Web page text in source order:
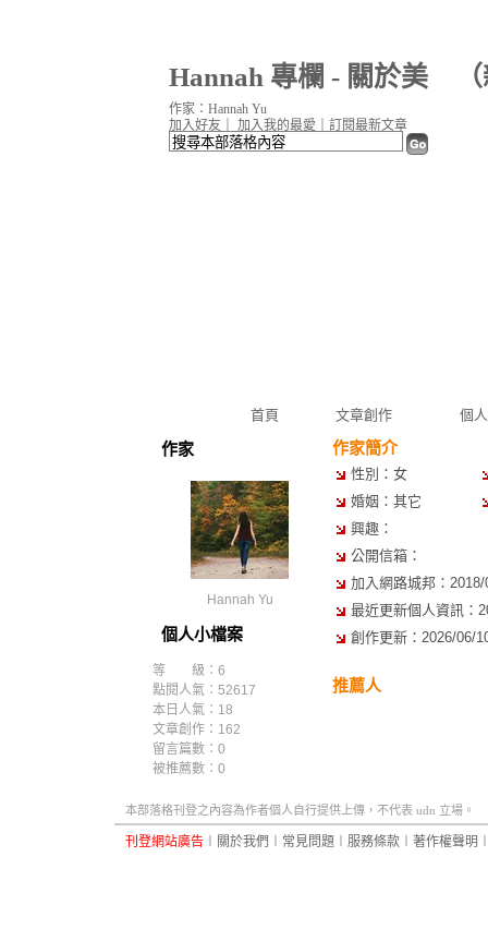
Hannah 專欄 - 關於美 （
首頁 文章創作 個
加入好友 加入我的最愛 訂閱最新文章
作家：Hannah Yu
作家
Hannah Yu
個人小檔案
等 級：6
點閱人氣：52617
本日人氣：18
文章創作：162
留言篇數：0
被推薦數： 0
作家簡介
性別：女
婚姻：其它
興趣：
公開信箱：
加入網路城邦：
最近更新個人資訊：
創作更新：2026/06/
推薦人
本部落格刊登之內容為作者個人自行提供上傳，不代表 udn 立場。
刊登網站廣告 關於我們 常見問題 服務條款 著作權聲明